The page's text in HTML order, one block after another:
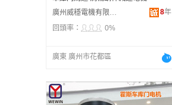
廣州威穩電機有限公司
8年
回頭率：
0%
廣東 廣州市花都區